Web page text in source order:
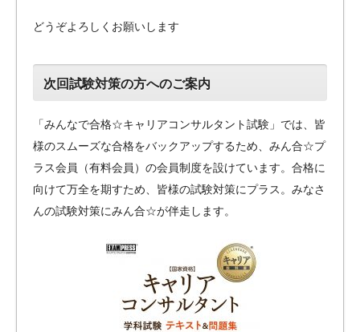
どうぞよろしくお願いします
次回試験対策の方へのご案内
「みんなで合格☆キャリアコンサルタント試験」では、皆
様のスムーズな合格をバックアップするため、みん合☆プ
ラス会員（有料会員）の会員制度を設けています。合格に
向けて万全を期すため、皆様の試験対策にプラス。みなさ
んの試験対策にみん合☆が伴走します。